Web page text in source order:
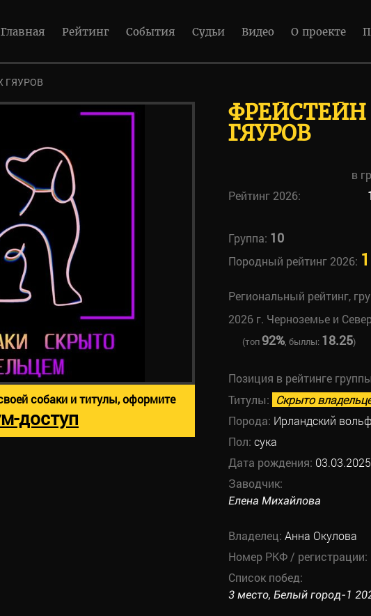
Главная Рейтинг События Судьи Видео О проекте
ГЯУРОВ
ГЯУРОВ
в
Рейтинг 2026:
Группа: 10
Породный рейтинг 2026:
Региональный рейтинг,
2026 г. Черноземье и
(топ92%, быллы: 18.25)
Позиция в рейтинге
Титулы: Скрыто
Порода: Ирландский
Пол: сука
Дата рождения: 03.03.2025
Заводчик:
Елена Михайлова
Владелец: Анна Окулова
Номер РКФ / регистрации:
Список побед:
3 место, Белый город-1
собаки и титулы, оформите
доступ